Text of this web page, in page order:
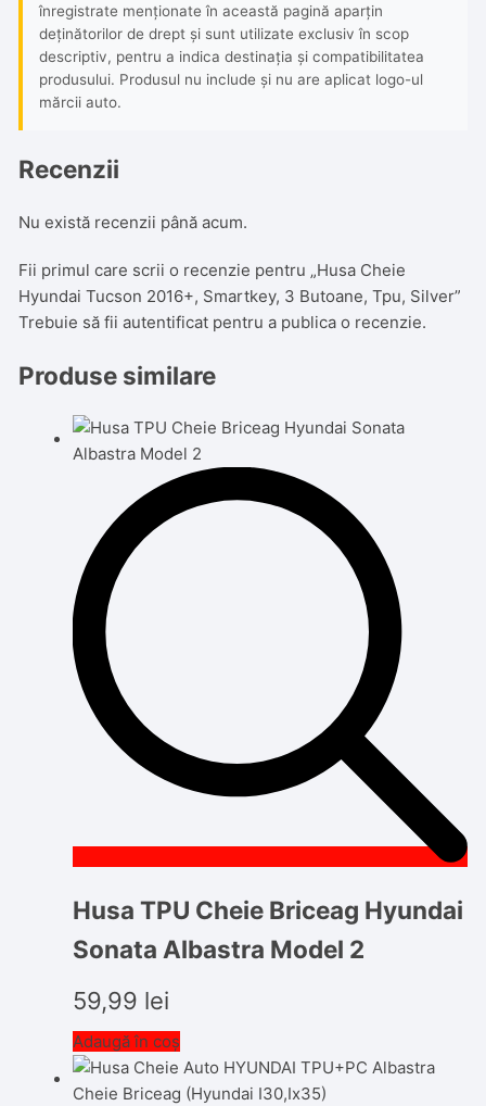
înregistrate menționate în această pagină aparțin
deținătorilor de drept și sunt utilizate exclusiv în scop
descriptiv, pentru a indica destinația și compatibilitatea
produsului. Produsul nu include și nu are aplicat logo-ul
mărcii auto.
Recenzii
Nu există recenzii până acum.
Fii primul care scrii o recenzie pentru „Husa Cheie
Hyundai Tucson 2016+, Smartkey, 3 Butoane, Tpu, Silver”
Trebuie să fiiautentificat pentru a publica o recenzie.
Produse similare
Husa TPU Cheie Briceag Hyundai
Sonata Albastra Model 2
59,99 lei
Adaugă în coș